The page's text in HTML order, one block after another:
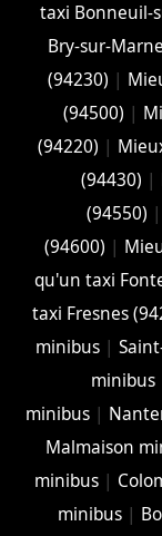
taxi Bonneuil-
Bry-sur-
(94230) |
(94500) |
(94220) |
(94430) |
(94550) |
(94600) |
qu'un taxi
taxi Fresnes
minibus|
minibus
minibus |
Malmaison
minibus|
minibus |